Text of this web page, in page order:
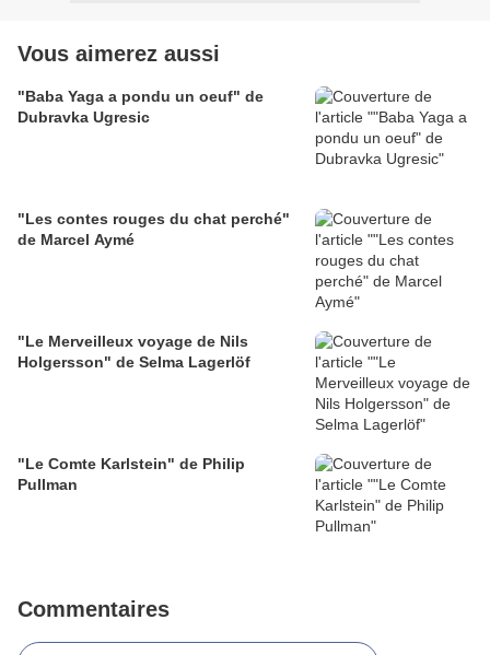
Vous aimerez aussi
"Baba Yaga a pondu un oeuf" de
Dubravka Ugresic
"Les contes rouges du chat perché"
de Marcel Aymé
"Le Merveilleux voyage de Nils
Holgersson" de Selma Lagerlöf
"Le Comte Karlstein" de Philip
Pullman
Commentaires